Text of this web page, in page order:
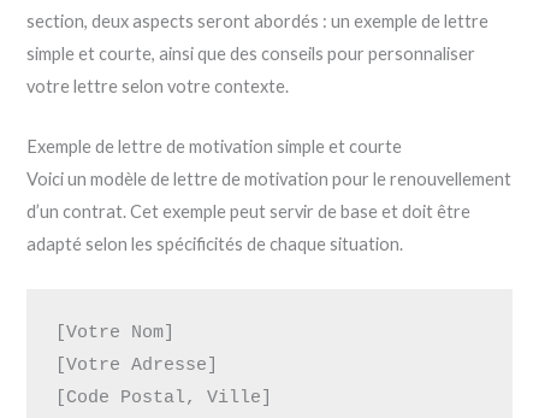
section, deux aspects seront abordés : un exemple de lettre
simple et courte, ainsi que des conseils pour personnaliser
votre lettre selon votre contexte.
Exemple de lettre de motivation simple et courte
Voici un modèle de lettre de motivation pour le renouvellement
d’un contrat. Cet exemple peut servir de base et doit être
adapté selon les spécificités de chaque situation.
[Votre Nom]
[Votre Adresse]
[Code Postal, Ville]